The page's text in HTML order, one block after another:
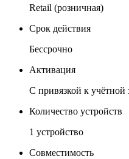
Retail (розничная)
Срок действия
Бессрочно
Активация
С привязкой к учётной
Количество устройств
1 устройство
Совместимость